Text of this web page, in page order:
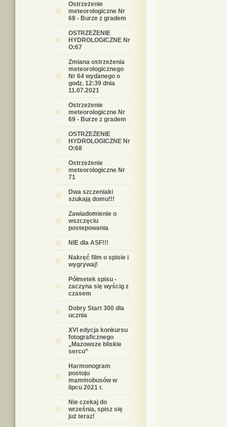
Ostrzeżenie
meteorologiczne Nr
68 - Burze z gradem
OSTRZEŻENIE
HYDROLOGICZNE Nr
O:67
Zmiana ostrzeżenia
meteorologicznego
Nr 64 wydanego o
godz. 12:39 dnia
11.07.2021
Ostrzeżenie
meteorologiczne Nr
69 - Burze z gradem
OSTRZEŻENIE
HYDROLOGICZNE Nr
O:68
Ostrzeżenie
meteorologiczne Nr
71
Dwa szczeniaki
szukają domu!!!
Zawiadomienie o
wszczęciu
postepowania
NIE dla ASF!!!
Nakręć film o spisie i
wygrywaj!
Półmetek spisu -
zaczyna się wyścig z
czasem
Dobry Start 300 dla
ucznia
XVI edycja konkursu
fotograficznego
„Mazowsze bliskie
sercu”
Harmonogram
postoju
mammobusów w
lipcu 2021 r.
Nie czekaj do
września, spisz się
już teraz!